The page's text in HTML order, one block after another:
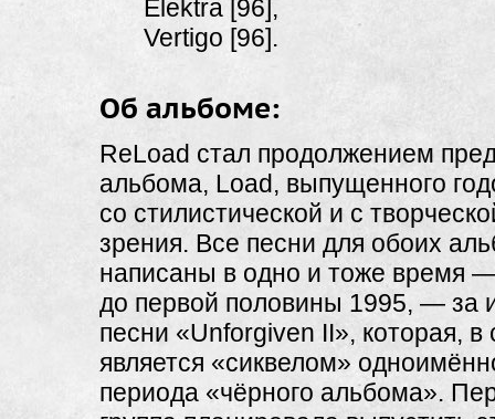
Elektra [96],
Vertigo [96].
Об альбоме:
ReLoad стал продолжением
альбома, Load, выпущенного
со стилистической и с
зрения. Все песни для обоих
написаны в одно и тоже время
до первой половины 1995, — за
песни «Unforgiven II», которая,
является «сиквелом»
периода «чёрного альбома».